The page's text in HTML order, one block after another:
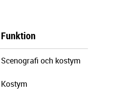
Funktion
Scenografi och kostym
Kostym